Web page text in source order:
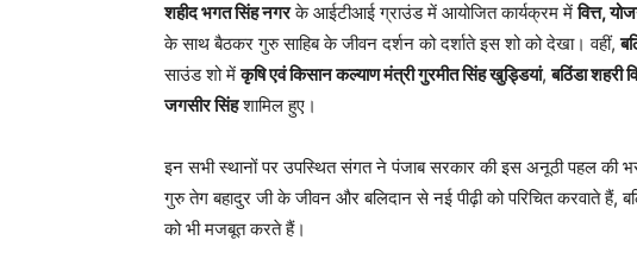
शहीद भगत सिंह नगरके आईटीआई ग्राउंड में आयोजित कार्यक्रम मेंवित्त,
के साथ बैठकर गुरु साहिब के जीवन दर्शन को दर्शाते इस शो को देखा। वहीं,
साउंड शो मेंकृषि एवं किसान कल्याण मंत्री गुरमीत सिंह खुड्डियां,बठिंडा शहरी
जगसीर सिंहशामिल हुए।
इन सभी स्थानों पर उपस्थित संगत ने पंजाब सरकार की इस अनूठी पहल की
गुरु तेग बहादुर जी के जीवन और बलिदान से नई पीढ़ी को परिचित करवाते हैं,
को भी मजबूत करते हैं।